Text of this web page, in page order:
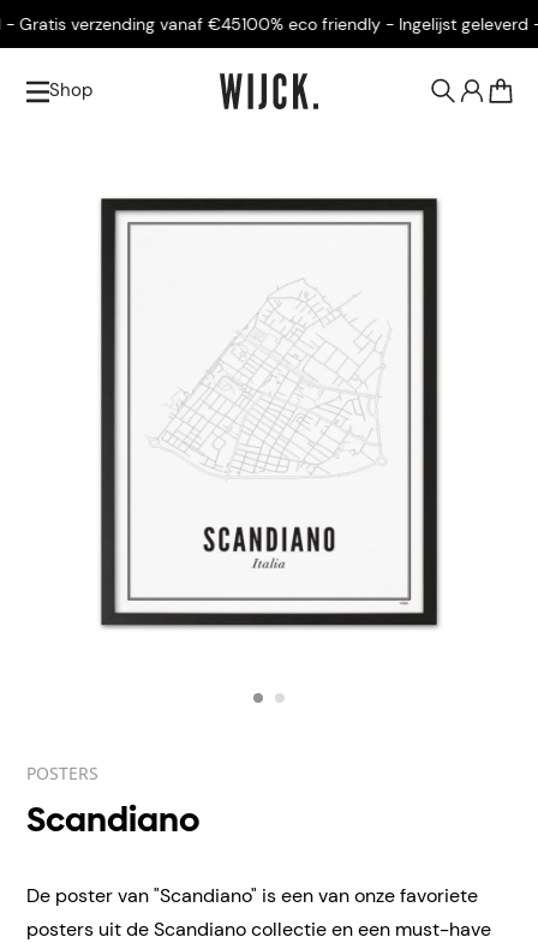
verzending vanaf €45100% eco friendly - Ingelijst geleverd -
Shop
POSTERS
Scandiano
De poster van "Scandiano" is een van onze favoriete
posters uit de Scandiano collectie en een must-have